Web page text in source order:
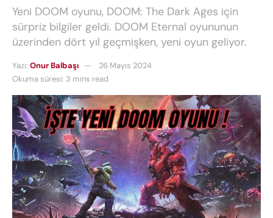
Yeni DOOM oyunu, DOOM: The Dark Ages için
sürpriz bilgiler geldi. DOOM Eternal oyununun
üzerinden dört yıl geçmişken, yeni oyun geliyor.
Yazı: Onur Balbaşı
26 Mayıs 2024
Okuma süresi: 3 mins read